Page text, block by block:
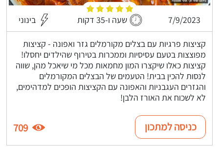
7/9/2023 שעה ו-35 דקות בינוני
קציצות פרגיות עם בצלים מקורמלים גזר ואפונה - קציצות
מפוצצות בטעם עסיסיות וממכרות בטירוף שהילדים יחסלו!
קציצות כאלו שיקצרו המון מחמאות מכל מי שיאכל מהן, שווה
לנסות להכין בבית! הטעמים של הבצלים המקורמלים
והגזרים העגבניות והאפונה עם הקציצות הופכים למדהימים,
לא לשכוח את האורז הלבן!
כניסה למתכון 709